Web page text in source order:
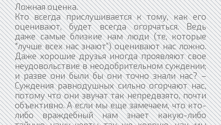
Ложная оценка.
Кто всегда прислушивается к тому, как его
оценивают, будет всегда огорчаться. Ведь
даже самые близкие нам люди (те, которые
"лучше всех нас знают”) оценивают нас ложно.
Даже хорошие друзья иногда проявляют свое
неудовольствие в неодобрительном суждении;
и разве они были бы они точно знали нас? –
Суждения равнодушных сильно огорчают нас,
потому что они звучат так непредвзято, почти
объективно. А если мы еще замечаем, что кто-
либо враждебный нам знает какую-либо